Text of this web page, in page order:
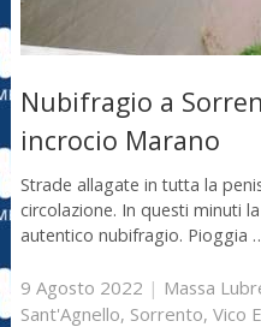
Nubifragio a
incrocio Marano
Strade allagate in tutta la
circolazione. In questi minuti
autentico nubifragio. Pioggia
9 Agosto 2022 | Massa
Sant'Agnello, Sorrento, Vico